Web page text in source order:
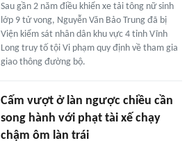
Sau gần 2 năm điều khiển xe tải tông nữ sinh
lớp 9 tử vong, Nguyễn Văn Bảo Trung đã bị
Viện kiểm sát nhân dân khu vực 4 tỉnh Vĩnh
Long truy tố tội Vi phạm quy định về tham gia
giao thông đường bộ.
Cấm vượt ở làn ngược chiều cần
song hành với phạt tài xế chạy
chậm ôm làn trái